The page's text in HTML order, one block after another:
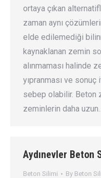
ortaya çıkan
zaman aynı
elde edilemediği
kaynaklanan zemin
alınmaması halinde
yıpranması ve sonuç
sebep olabilir. Beton
zeminlerin daha
Aydınevler Beton
Beton Silimi By Beton